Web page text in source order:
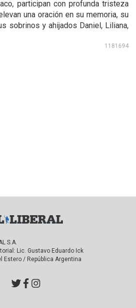
participan con profunda tristeza
una oración en su memoria, su
sobrinos y ahijados Daniel, Liliana,
1181694
S.A.
Lic. Gustavo Eduardo Ick
Estero / República Argentina